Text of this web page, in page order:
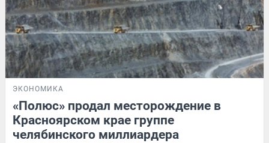
ЭКОНОМИКА
«Полюс» продал месторождение в
Красноярском крае группе
челябинского миллиардера